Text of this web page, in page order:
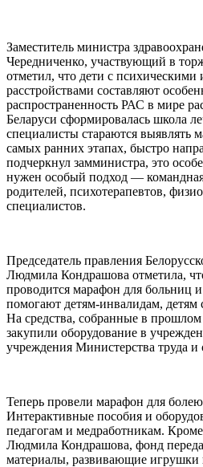
Заместитель министра
Чередниченко, участвующий в
отметил, что дети с психическими
расстройствами составляют
распространенность РАС в мире
Беларуси сформировалась школа
специалисты стараются выявлять
самых ранних этапах, быстро
подчеркнул замминистра, это
нужен особый подход — командная
родителей, психотерапевтов,
специалистов.
Председатель правления
Людмила Кондрашова отметила,
проводится марафон для больниц
помогают детям-инвалидам, детям
На средства, собранные в
закупили оборудование в
учреждения Министерства труда
Теперь провели марафон для
Интерактивные пособия и
педагогам и медработникам. Кроме
Людмила Кондрашова, фонд
материалы, развивающие игрушки